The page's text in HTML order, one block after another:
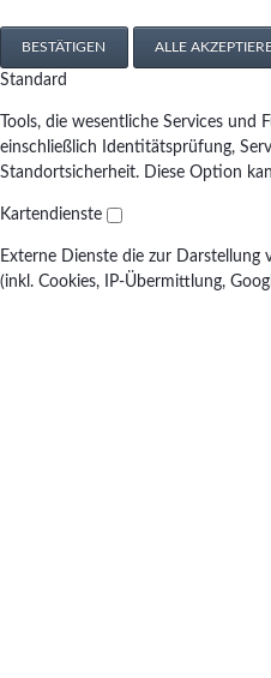
BESTÄTIGEN ALLE
Standard
Tools, die wesentliche Services und
einschließlich Identitätsprüfung,
Standortsicherheit. Diese Option
Kartendienste
Externe Dienste die zur
(inkl. Cookies, IP-Übermittlung,